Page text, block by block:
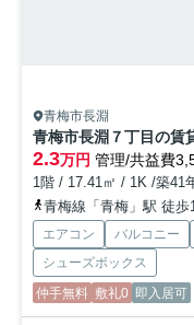
青梅市長淵
青梅市長淵７丁目の賃
2.3万円 管理/共益費
1階 / 17.41㎡ / 1K /築41
青梅線「青梅」駅 徒歩
エアコン バルコニー
シューズボックス
仲手無料 敷礼0 即入居可